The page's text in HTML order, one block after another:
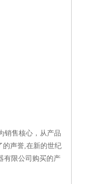
销售核心，从产品
的声誉,在新的世纪
有限公司购买的产